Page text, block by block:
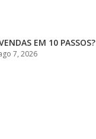
EM 10 PASSOS?
7, 2026